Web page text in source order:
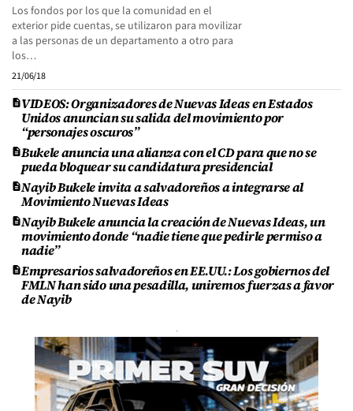
Los fondos por los que la comunidad en el
exterior pide cuentas, se utilizaron para movilizar
a las personas de un departamento a otro para
los…
21/06/18
VIDEOS: Organizadores de Nuevas Ideas en Estados
Unidos anuncian su salida del movimiento por
“personajes oscuros”
Bukele anuncia una alianza con el CD para que no se
pueda bloquear su candidatura presidencial
Nayib Bukele invita a salvadoreños a integrarse al
Movimiento Nuevas Ideas
Nayib Bukele anuncia la creación de Nuevas Ideas, un
movimiento donde “nadie tiene que pedirle permiso a
nadie”
Empresarios salvadoreños en EE.UU.: Los gobiernos del
FMLN han sido una pesadilla, uniremos fuerzas a favor
de Nayib